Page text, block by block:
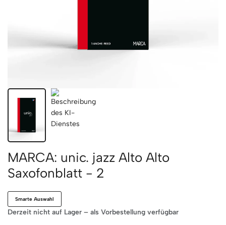
MARCA: unic. jazz Alto Alto
Saxofonblatt - 2
Smarte Auswahl
Derzeit nicht auf Lager – als Vorbestellung verfügbar